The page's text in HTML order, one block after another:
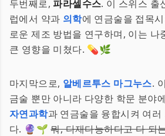
두번째로,파라셀수스. 이 스위스 출
럽에서 약과 의학에 연금술을 접목
로운 제조 방법을 연구하며, 이는 나
큰 영향을 미쳤다. 💊🌿
마지막으로, 알베르투스 마그누스.
금술 뿐만 아니라 다양한 학문 분야
자연과학과 연금술을 융합시켜 여러
다. 🔮🌱뭐, 다재다능하다고 다 되